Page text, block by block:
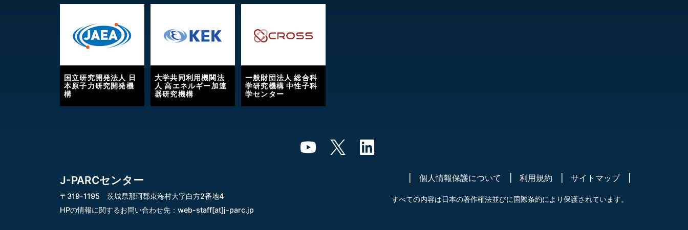
国立研究開発法人 日
本原子力研究開発機
構
大学共同利用機関法
人 高エネルギー加速
器研究機構
一般財団法人 総合科
学研究機構 中性子科
学センター
J-PARCセンター
〒319-1195 茨城県那珂郡東海村大字白方2番地4
HPの情報に関するお問い合わせ先： web-staff[at]j-parc.jp
個人情報保護について 利用規約 サイトマップ
すべての内容は日本の著作権法並びに国際条約により保護されています。